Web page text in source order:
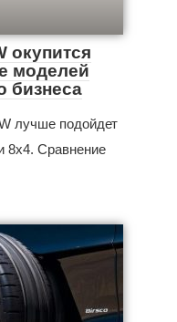
окупится
моделей
бизнеса
лучше подойдет
8x4. Сравнение